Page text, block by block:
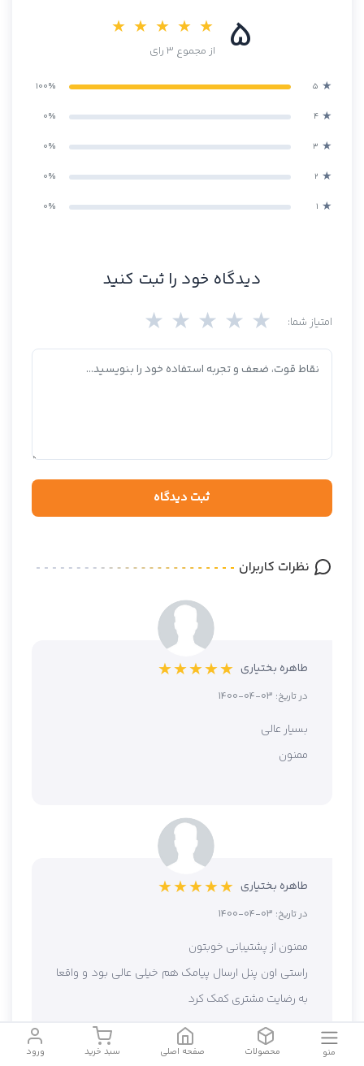
منو محصولات صفحه اصلی سبد خرید ورود
5
★ ★ ★ ★ ★
از مجموع 3 رای
100% ۵ ★
0% ۴ ★
0% ۳ ★
0% ۲ ★
0% ۱ ★
دیدگاه خود را ثبت کنید
امتیاز شما: ★ ★ ★ ★ ★
ثبت دیدگاه
نظرات کاربران
طاهره بختیاری ★ ★ ★ ★ ★
در تاریخ: 1400-04-03
بسیار عالی
ممنون
طاهره بختیاری ★ ★ ★ ★ ★
در تاریخ: 1400-04-03
ممنون از پشتیبانی خوبتون
راستی اون پنل ارسال پیامک هم خیلی عالی بود و واقعا
به رضایت مشتری کمک کرد